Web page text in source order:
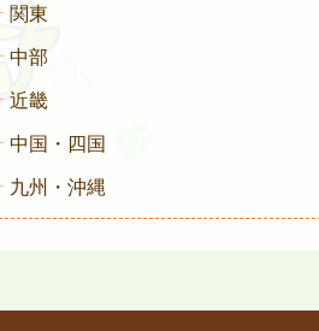
関東
中部
近畿
中国・四国
九州・沖縄